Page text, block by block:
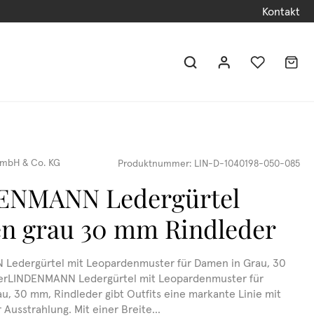
Kontakt
& Co. KG Produktnummer: LIN-D-1040198-050-085
Ledergürtel
grau 30 mm Rindleder
Ledergürtel mit Leopardenmuster für Damen in Grau, 30
Ledergürtel mit Leopardenmuster für
30 mm, Rindleder gibt Outfits eine markante Linie mit
Mit einer Breite...